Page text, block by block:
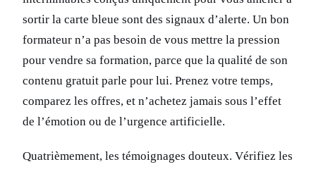
sortir la carte bleue sont des signaux d’alerte. Un bon
formateur n’a pas besoin de vous mettre la pression
pour vendre sa formation, parce que la qualité de son
contenu gratuit parle pour lui. Prenez votre temps,
comparez les offres, et n’achetez jamais sous l’effet
de l’émotion ou de l’urgence artificielle.
Quatrièmement, les témoignages douteux. Vérifiez les